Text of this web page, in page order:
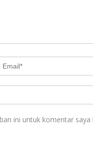
ini untuk komentar saya